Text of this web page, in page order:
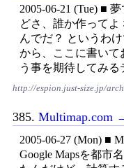
2005-06-21 (Tue) ■
どさ、誰か作って
んでだ？ というわ
から、ここに書いて
う事を期待してみる
http://espion.just-size.jp/
385. Multimap.com
2005-06-27 (Mon) ■
Google Mapsを都市